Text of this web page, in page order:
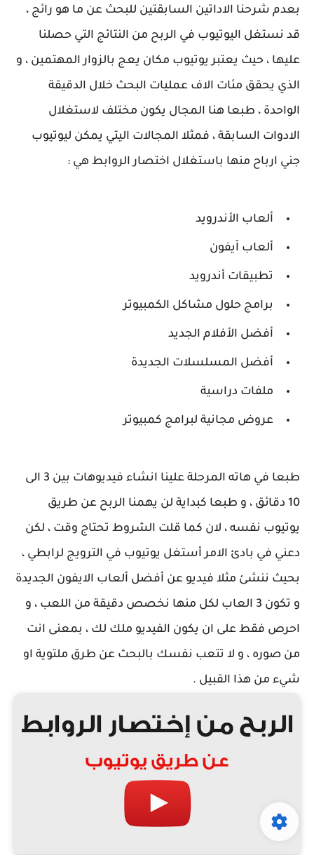
بعدم شرحنا الاداتين السابقتين للبحث عن ما هو رائج ،
قد نستغل اليوتيوب في الربح من النتائج التي حصلنا
عليها ، حيث يعتبر يوتيوب مكان يعج بالزوار المهتمين ، و
الذي يحقق مئات الاف عمليات البحث خلال الدقيقة
الواحدة ، طبعا هنا المجال يكون مختلف لاستغلال
الادوات السابقة ، فمثلا المجالات اليتي يمكن ليوتيوب
جني ارباح منها باستغلال اختصار الروابط هي :
ألعاب الأندرويد
ألعاب اَيفون
تطبيقات أندرويد
برامج حلول مشاكل الكمبيوتر
أفضل الأفلام الجديد
أفضل المسلسلات الجديدة
ملفات دراسية
عروض مجانية لبرامج كمبيوتر
طبعا في هاته المرحلة علينا انشاء فيديوهات بين 3 الى
10 دقائق ، و طبعا كبداية لن يهمنا الربح عن طريق
يوتيوب نفسه ، لان كما قلت الشروط تحتاج وقت ، لكن
دعني في بادئ الامر أستغل يوتيوب في الترويج لرابطي ،
بحيث ننشئ مثلا فيديو عن أفضل ألعاب الايفون الجديدة
و تكون 3 العاب لكل منها نخصص دقيقة من اللعب ، و
احرص فقط على ان يكون الفيديو ملك لك ، بمعنى انت
من صوره ، و لا تتعب نفسك بالبحث عن طرق ملتوية او
شيء من هذا القبيل .